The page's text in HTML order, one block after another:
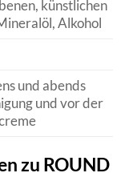
künstlichen
Alkohol
und abends
und vor der
zu ROUND